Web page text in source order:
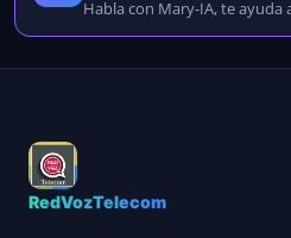
Habla con Mary-IA, te ayuda
RedVozTelecom